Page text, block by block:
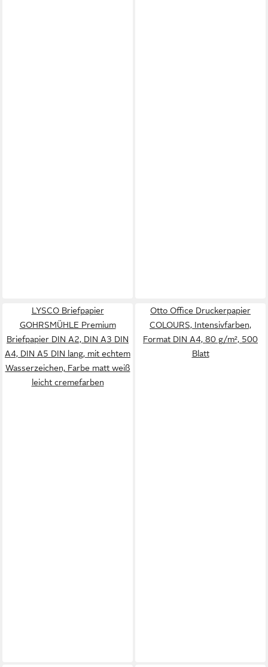
LYSCO Briefpapier
GOHRSMÜHLE Premium
Briefpapier DIN A2, DIN A3 DIN
A4, DIN A5 DIN lang, mit echtem
Wasserzeichen, Farbe matt weiß
leicht cremefarben
Otto Office Druckerpapier
COLOURS, Intensivfarben,
Format DIN A4, 80 g/m², 500
Blatt